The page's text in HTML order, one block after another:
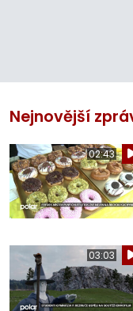
Nejnovější
02:43
03:03